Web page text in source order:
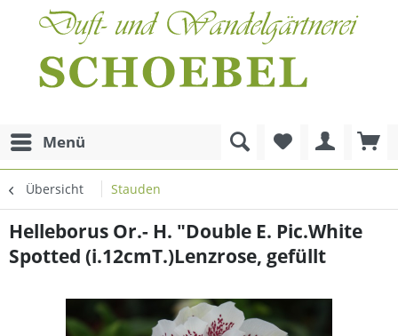
Menü
Übersicht Stauden
Helleborus Or.- H. "Double E. Pic.White
Spotted (i.12cmT.)Lenzrose, gefüllt